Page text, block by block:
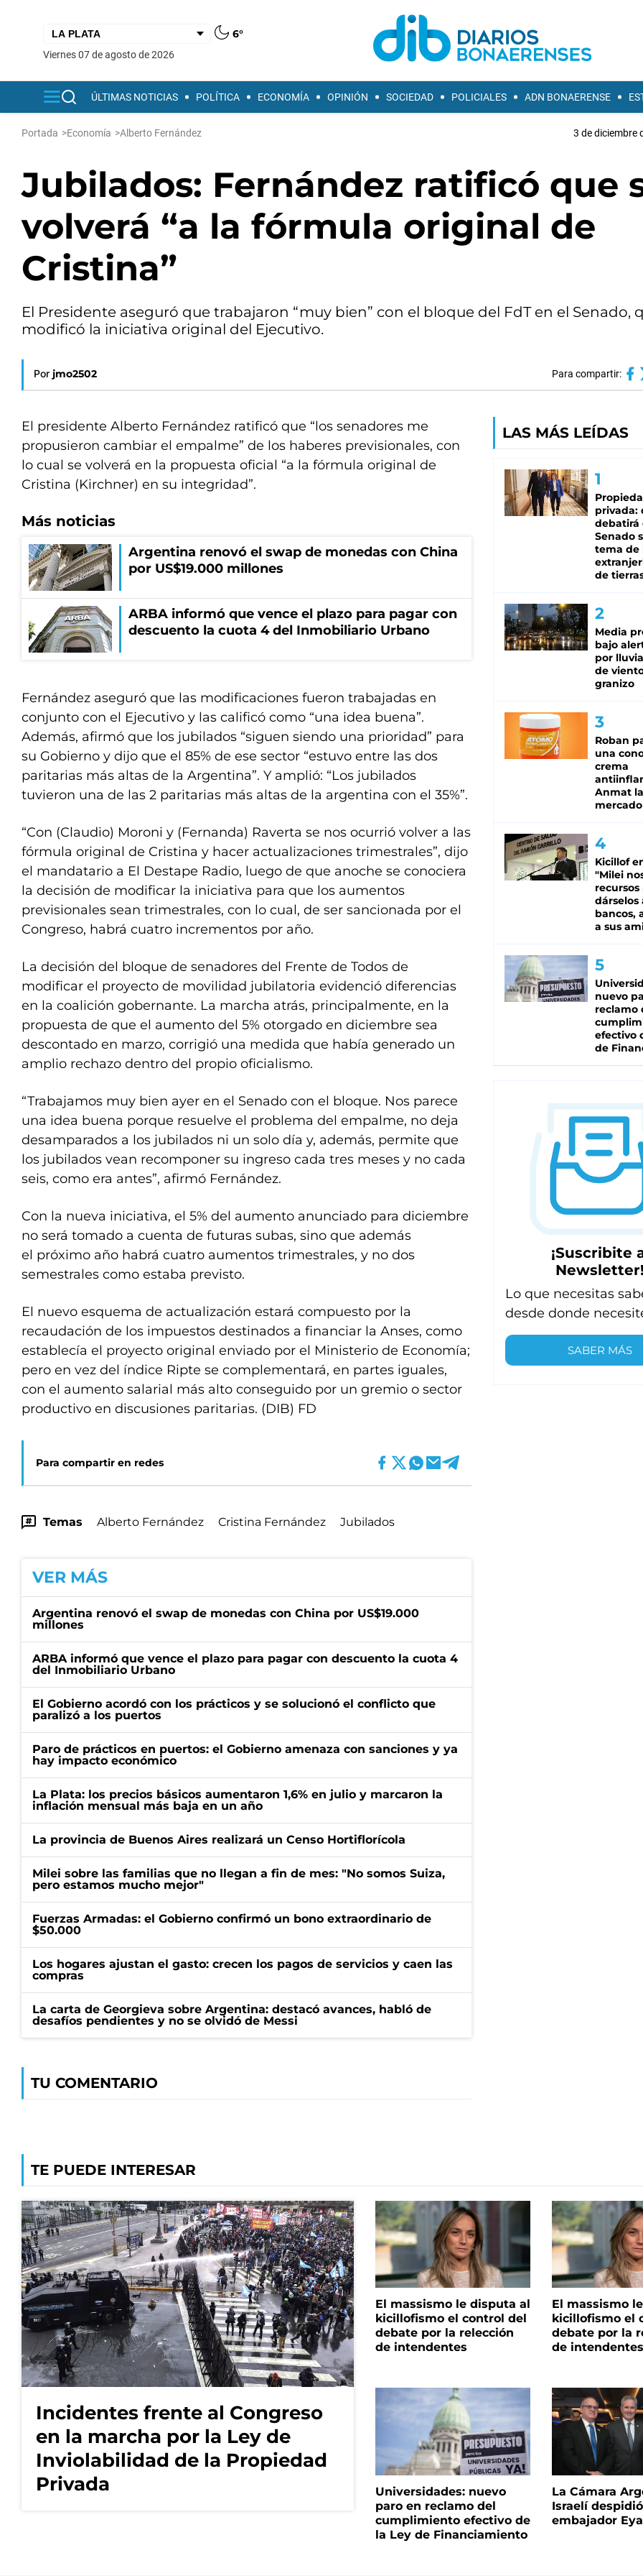
6°
viernes 07 de agosto de 2026
ÚLTIMAS NOTICIAS POLÍTICA ECONOMÍA OPINIÓN SOCIEDAD POLICIALES ADN BONAERENSE
Portada >Economía >Alberto Fernández 3 de diciembre
Jubilados: Fernández ratificó que
volverá “a la fórmula original de
Cristina”
El Presidente aseguró que trabajaron “muy bien” con el bloque del FdT en el Senado,
modificó la iniciativa original del Ejecutivo.
Por jmo2502 Para compartir:
El presidente Alberto Fernández ratificó que “los senadores me
propusieron cambiar el empalme” de los haberes previsionales, con
lo cual se volverá en la propuesta oficial “a la fórmula original de
Cristina (Kirchner) en su integridad”.
Más noticias
Argentina renovó el swap de monedas con China
por US$19.000 millones
ARBA informó que vence el plazo para pagar con
descuento la cuota 4 del Inmobiliario Urbano
Fernández aseguró que las modificaciones fueron trabajadas en
conjunto con el Ejecutivo y las calificó como “una idea buena”.
Además, afirmó que los jubilados “siguen siendo una prioridad” para
su Gobierno y dijo que el 85% de ese sector “estuvo entre las dos
paritarias más altas de la Argentina”. Y amplió: “Los jubilados
tuvieron una de las 2 paritarias más altas de la argentina con el 35%”.
“Con (Claudio) Moroni y (Fernanda) Raverta se nos ocurrió volver a las
fórmula original de Cristina y hacer actualizaciones trimestrales”, dijo
el mandatario a El Destape Radio, luego de que anoche se conociera
la decisión de modificar la iniciativa para que los aumentos
previsionales sean trimestrales, con lo cual, de ser sancionada por el
Congreso, habrá cuatro incrementos por año.
La decisión del bloque de senadores del Frente de Todos de
modificar el proyecto de movilidad jubilatoria evidenció diferencias
en la coalición gobernante. La marcha atrás, principalmente, en la
propuesta de que el aumento del 5% otorgado en diciembre sea
descontado en marzo, corrigió una medida que había generado un
amplio rechazo dentro del propio oficialismo.
“Trabajamos muy bien ayer en el Senado con el bloque. Nos parece
una idea buena porque resuelve el problema del empalme, no deja
desamparados a los jubilados ni un solo día y, además, permite que
los jubilados vean recomponer su ingreso cada tres meses y no cada
seis, como era antes”, afirmó Fernández.
Con la nueva iniciativa, el 5% del aumento anunciado para diciembre
no será tomado a cuenta de futuras subas, sino que además
el próximo año habrá cuatro aumentos trimestrales, y no dos
semestrales como estaba previsto.
El nuevo esquema de actualización estará compuesto por la
recaudación de los impuestos destinados a financiar la Anses, como
establecía el proyecto original enviado por el Ministerio de Economía;
pero en vez del índice Ripte se complementará, en partes iguales,
con el aumento salarial más alto conseguido por un gremio o sector
productivo en discusiones paritarias. (DIB) FD
Para compartir en redes
Temas Alberto Fernández Cristina Fernández Jubilados
VER MÁS
Argentina renovó el swap de monedas con China por US$19.000
millones
ARBA informó que vence el plazo para pagar con descuento la cuota 4
del Inmobiliario Urbano
El Gobierno acordó con los prácticos y se solucionó el conflicto que
paralizó a los puertos
Paro de prácticos en puertos: el Gobierno amenaza con sanciones y ya
hay impacto económico
La Plata: los precios básicos aumentaron 1,6% en julio y marcaron la
inflación mensual más baja en un año
La provincia de Buenos Aires realizará un Censo Hortiflorícola
Milei sobre las familias que no llegan a fin de mes: "No somos Suiza,
pero estamos mucho mejor"
Fuerzas Armadas: el Gobierno confirmó un bono extraordinario de
$50.000
Los hogares ajustan el gasto: crecen los pagos de servicios y caen las
compras
La carta de Georgieva sobre Argentina: destacó avances, habló de
desafíos pendientes y no se olvidó de Messi
TU COMENTARIO
LAS MÁS LEÍDAS
privada:
debatirá
Senado
tema de
de
Media
bajo
por
de
granizo
Roban
una
crema
Anmat
mercado
Kicillof
"Milei
recursos
dárselos
bancos,
a sus
nuevo
reclamo
efectivo
de
¡Suscribite
Newsletter!
Lo que necesitas
desde donde
SABER MÁS
TE PUEDE INTERESAR
Incidentes frente al Congreso
en la marcha por la Ley de
Inviolabilidad de la Propiedad
Privada
El massismo le disputa al
kicillofismo el control del
debate por la relección
de intendentes
El massismo
kicillofismo el
debate por la
de intendentes
Universidades: nuevo
paro en reclamo del
cumplimiento efectivo de
la Ley de Financiamiento
La Cámara
Israelí
embajador